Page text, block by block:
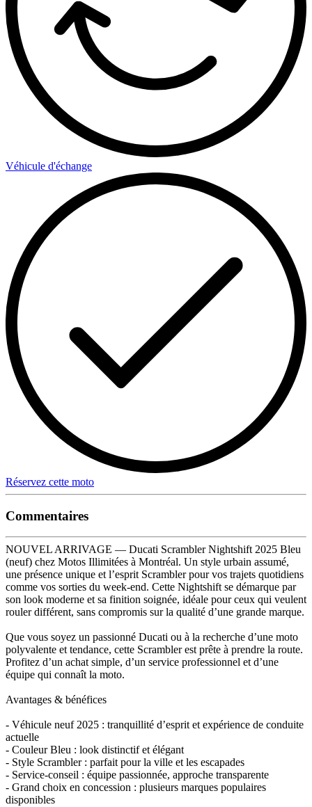
Véhicule d'échange
Réservez cette moto
Commentaires
NOUVEL ARRIVAGE — Ducati Scrambler Nightshift 2025 Bleu
(neuf) chez Motos Illimitées à Montréal. Un style urbain assumé,
une présence unique et l’esprit Scrambler pour vos trajets quotidiens
comme vos sorties du week-end. Cette Nightshift se démarque par
son look moderne et sa finition soignée, idéale pour ceux qui veulent
rouler différent, sans compromis sur la qualité d’une grande marque.
Que vous soyez un passionné Ducati ou à la recherche d’une moto
polyvalente et tendance, cette Scrambler est prête à prendre la route.
Profitez d’un achat simple, d’un service professionnel et d’une
équipe qui connaît la moto.
Avantages & bénéfices
- Véhicule neuf 2025 : tranquillité d’esprit et expérience de conduite
actuelle
- Couleur Bleu : look distinctif et élégant
- Style Scrambler : parfait pour la ville et les escapades
- Service-conseil : équipe passionnée, approche transparente
- Grand choix en concession : plusieurs marques populaires
disponibles